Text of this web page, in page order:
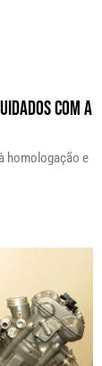
com a
homologação e